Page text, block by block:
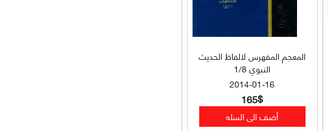
المعجم المفهرس لالفاظ الحديث
النبوي 1/8
2014-01-16
165$